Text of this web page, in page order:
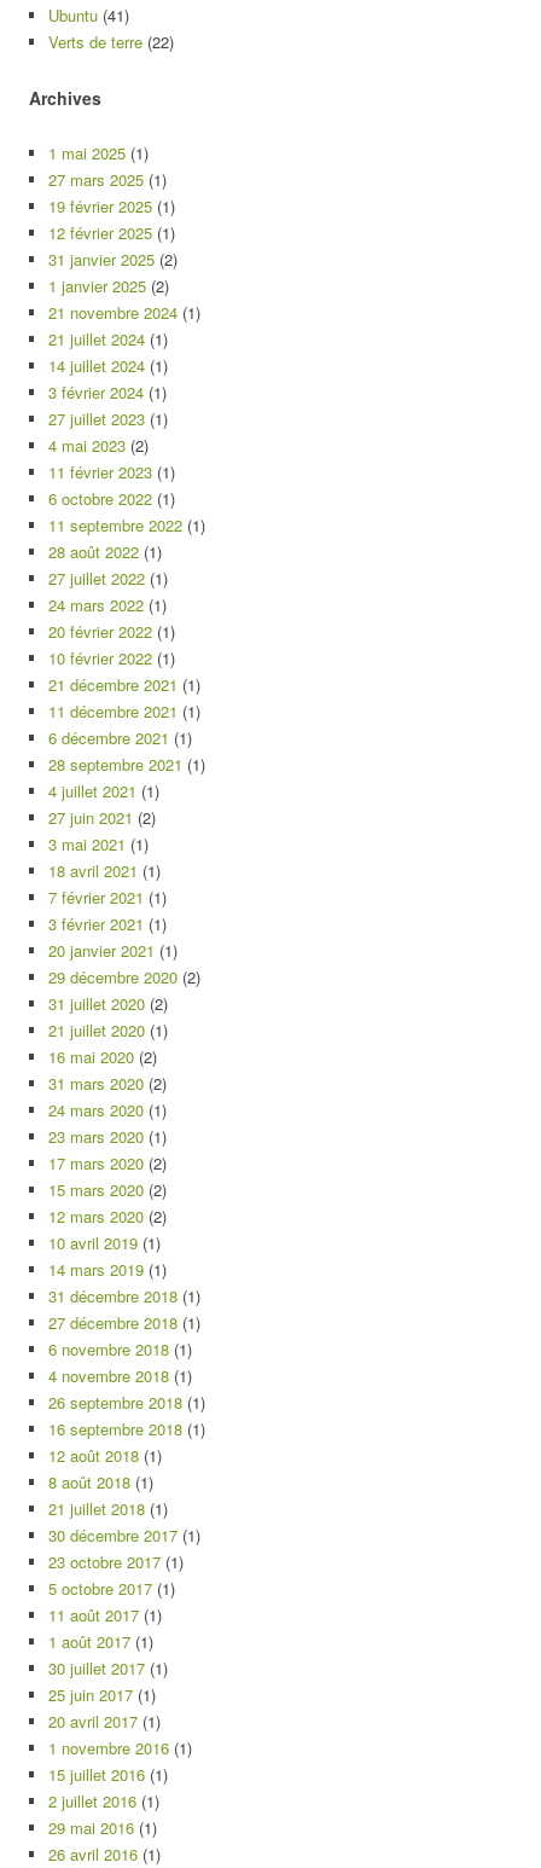
Ubuntu (41)
Verts de terre (22)
Archives
1 mai 2025 (1)
27 mars 2025 (1)
19 février 2025 (1)
12 février 2025 (1)
31 janvier 2025 (2)
1 janvier 2025 (2)
21 novembre 2024 (1)
21 juillet 2024 (1)
14 juillet 2024 (1)
3 février 2024 (1)
27 juillet 2023 (1)
4 mai 2023 (2)
11 février 2023 (1)
6 octobre 2022 (1)
11 septembre 2022 (1)
28 août 2022 (1)
27 juillet 2022 (1)
24 mars 2022 (1)
20 février 2022 (1)
10 février 2022 (1)
21 décembre 2021 (1)
11 décembre 2021 (1)
6 décembre 2021 (1)
28 septembre 2021 (1)
4 juillet 2021 (1)
27 juin 2021 (2)
3 mai 2021 (1)
18 avril 2021 (1)
7 février 2021 (1)
3 février 2021 (1)
20 janvier 2021 (1)
29 décembre 2020 (2)
31 juillet 2020 (2)
21 juillet 2020 (1)
16 mai 2020 (2)
31 mars 2020 (2)
24 mars 2020 (1)
23 mars 2020 (1)
17 mars 2020 (2)
15 mars 2020 (2)
12 mars 2020 (2)
10 avril 2019 (1)
14 mars 2019 (1)
31 décembre 2018 (1)
27 décembre 2018 (1)
6 novembre 2018 (1)
4 novembre 2018 (1)
26 septembre 2018 (1)
16 septembre 2018 (1)
12 août 2018 (1)
8 août 2018 (1)
21 juillet 2018 (1)
30 décembre 2017 (1)
23 octobre 2017 (1)
5 octobre 2017 (1)
11 août 2017 (1)
1 août 2017 (1)
30 juillet 2017 (1)
25 juin 2017 (1)
20 avril 2017 (1)
1 novembre 2016 (1)
15 juillet 2016 (1)
2 juillet 2016 (1)
29 mai 2016 (1)
26 avril 2016 (1)